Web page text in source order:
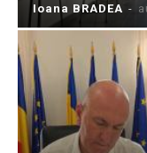
Ioana BRADEA -